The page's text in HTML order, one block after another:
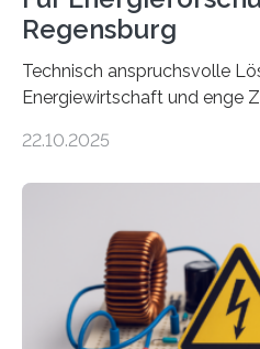
Regensburg
Technisch anspruchsvolle
Energiewirtschaft und enge
neuen EU-geförderten
Energietechnologien werden
Sozialfonds Plus (ESF+)
Gesamtsumme von mehr als
Damit zählt die Hochschule
Gewinnerinnen der aktuellen
22.10.2025